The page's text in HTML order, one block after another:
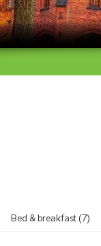
Bed & breakfast (7)